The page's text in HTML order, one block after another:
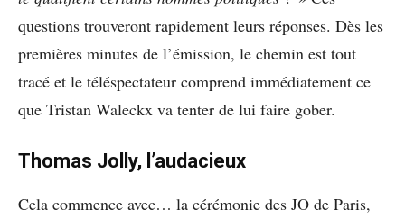
questions trouveront rapidement leurs réponses. Dès les
premières minutes de l’émission, le chemin est tout
tracé et le téléspectateur comprend immédiatement ce
que Tristan Waleckx va tenter de lui faire gober.
Thomas Jolly, l’audacieux
Cela commence avec… la cérémonie des JO de Paris,